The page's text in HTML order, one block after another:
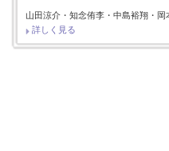
山田涼介・知念侑李・中島裕翔・
詳しく見る